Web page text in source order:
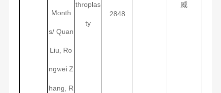
Month
s/Quan
Liu, Ro
ngwei Z
hang, R
throplas
ty
2848
威